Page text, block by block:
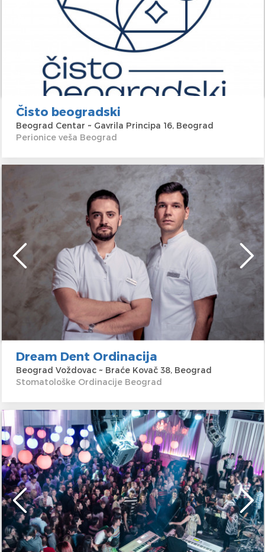
Čisto beogradski
Beograd Centar ~ Gavrila Principa 16, Beograd
Perionice veša Beograd
Dream Dent Ordinacija
Beograd Voždovac ~ Braće Kovač 38, Beograd
Stomatološke Ordinacije Beograd